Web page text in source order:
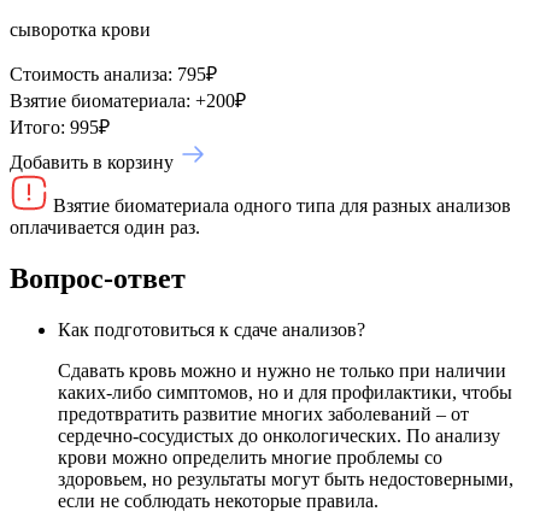
сыворотка крови
Стоимость анализа: 795₽
Взятие биоматериала: +200₽
Итого: 995₽
Добавить в корзину
Взятие биоматериала одного типа для разных анализов
оплачивается один раз.
Вопрос-ответ
Как подготовиться к сдаче анализов?
Сдавать кровь можно и нужно не только при наличии
каких-либо симптомов, но и для профилактики, чтобы
предотвратить развитие многих заболеваний – от
сердечно-сосудистых до онкологических. По анализу
крови можно определить многие проблемы со
здоровьем, но результаты могут быть недостоверными,
если не соблюдать некоторые правила.